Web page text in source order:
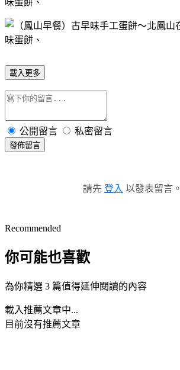
載入更多
公開留言 私密留言
發佈留言
請先 登入 以發表留言。
Recommended
你可能也喜歡
為你精選 3 篇值得延伸閱讀的內容
載入推薦文章中...
目前沒有推薦文章